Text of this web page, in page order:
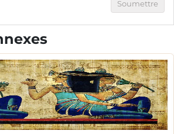
Soumettre